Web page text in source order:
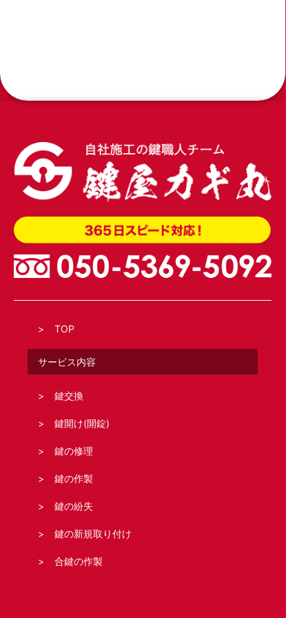
4600に加工交換
2026.04.02
玄関引き戸のトステム錠でKH-208を交換
TOP
サービス内容
鍵交換
鍵開け(開錠)
鍵の修理
鍵の作製
鍵の紛失
鍵の新規取り付け
合鍵の作製